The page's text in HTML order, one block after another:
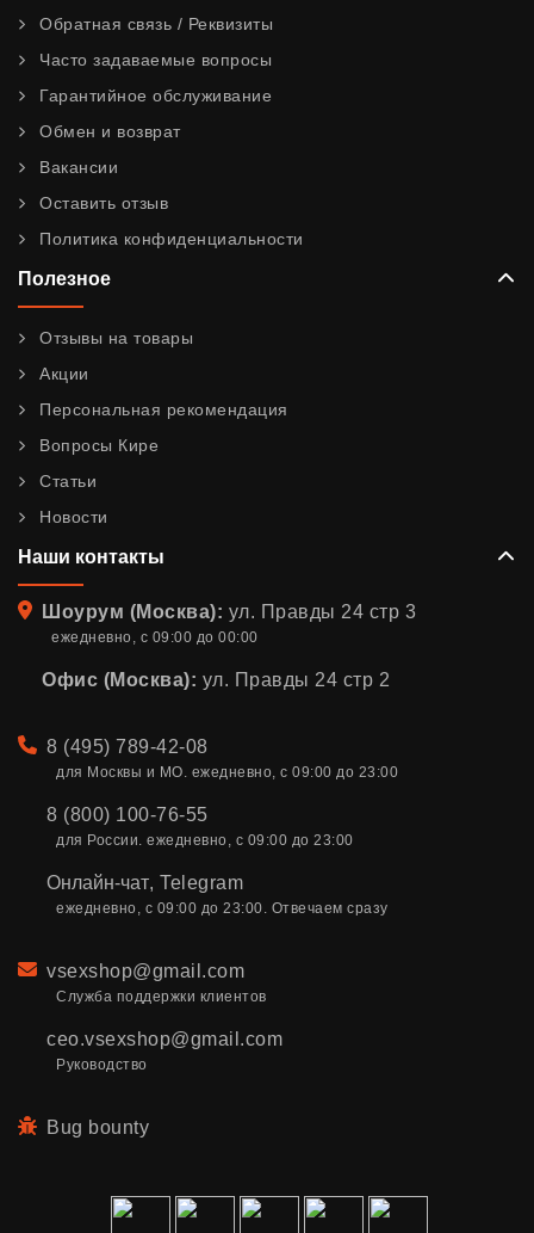
Обратная связь / Реквизиты
Часто задаваемые вопросы
Гарантийное обслуживание
Обмен и возврат
Вакансии
Оставить отзыв
Политика конфиденциальности
Полезное
Отзывы на товары
Акции
Персональная рекомендация
Вопросы Кире
Статьи
Новости
Наши контакты
Адрес
Шоурум (Москва): ул. Правды 24 стр 3
ежедневно, с 09:00 до 00:00
Офис (Москва): ул. Правды 24 стр 2
Телефон
8 (495) 789-42-08
для Москвы и МО. ежедневно, с 09:00 до 23:00
8 (800) 100-76-55
для России. ежедневно, с 09:00 до 23:00
Онлайн-чат, Telegram
ежедневно, с 09:00 до 23:00. Отвечаем сразу
Email
vsexshop@gmail.com
Служба поддержки клиентов
ceo.vsexshop@gmail.com
Руководство
Bug bounty